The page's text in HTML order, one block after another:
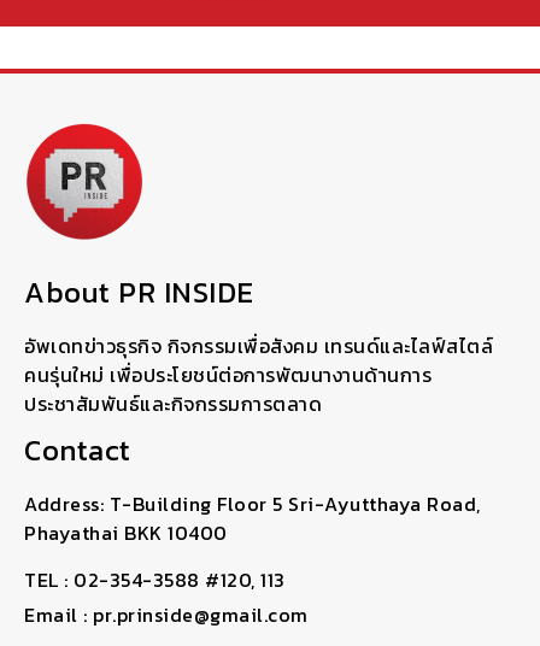
About PR INSIDE
อัพเดทข่าวธุรกิจ กิจกรรมเพื่อสังคม เทรนด์และไลฟ์สไตล์
คนรุ่นใหม่ เพื่อประโยชน์ต่อการพัฒนางานด้านการ
ประชาสัมพันธ์และกิจกรรมการตลาด
Contact
Address: T-Building Floor 5 Sri-Ayutthaya Road,
Phayathai BKK 10400
TEL : 02-354-3588 #120, 113
Email : pr.prinside@gmail.com